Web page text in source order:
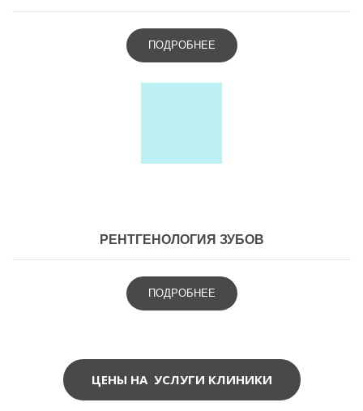
ПОДРОБНЕЕ
РЕНТГЕНОЛОГИЯ ЗУБОВ
ПОДРОБНЕЕ
ЦЕНЫ НА УСЛУГИ КЛИНИКИ